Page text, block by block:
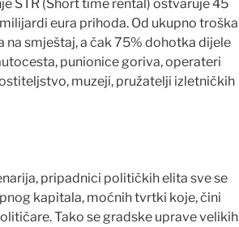
STR (Short time rental) ostvaruje 45
eura prihoda. Od ukupno troška
smještaj, a čak 75% dohotka dijele
punionice goriva, operateri
muzeji, pružatelji izletničkih
pripadnici političkih elita sve se
kapitala, moćnih tvrtki koje, čini
Tako se gradske uprave velikih